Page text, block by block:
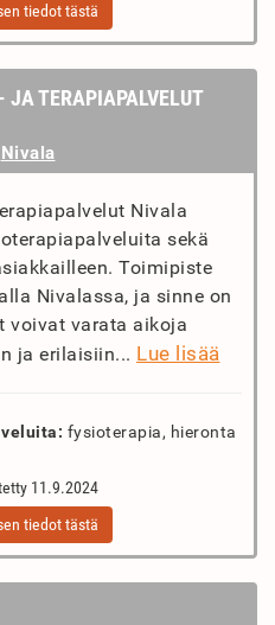
tiedot tästä
JA TERAPIAPALVELUT
Nivala
Nivala
sekä
Toimipiste
Nivalassa, ja sinne on
voivat varata aikoja
ja erilaisiin... Lue lisää
fysioterapia, hieronta
11.9.2024
tiedot tästä